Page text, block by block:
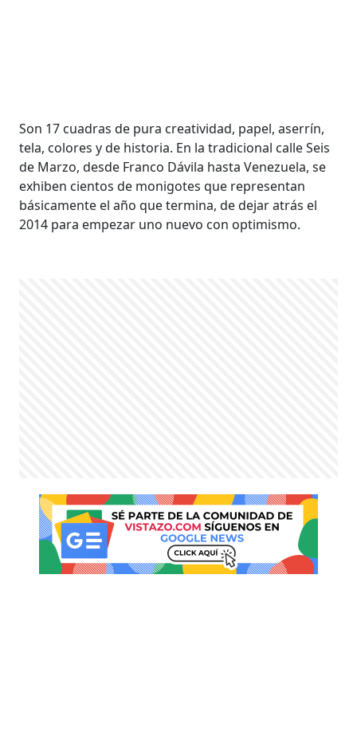
Son 17 cuadras de pura creatividad, papel, aserrín,
tela, colores y de historia. En la tradicional calle Seis
de Marzo, desde Franco Dávila hasta Venezuela, se
exhiben cientos de monigotes que representan
básicamente el año que termina, de dejar atrás el
2014 para empezar uno nuevo con optimismo.